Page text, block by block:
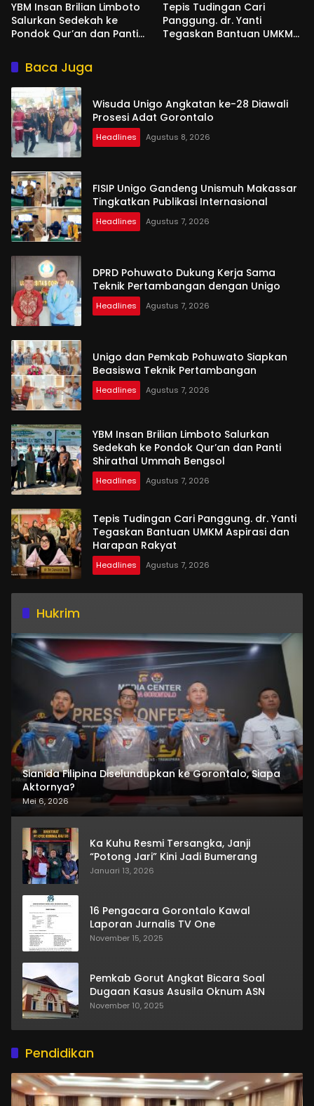
YBM Insan Brilian Limboto
Salurkan Sedekah ke
Pondok Qur’an dan Panti
Tepis Tudingan Cari
Panggung. dr. Yanti
Tegaskan Bantuan UMKM
Baca Juga
Wisuda Unigo Angkatan ke-28 Diawali
Prosesi Adat Gorontalo
Headlines Agustus 8, 2026
FISIP Unigo Gandeng Unismuh Makassar
Tingkatkan Publikasi Internasional
Headlines Agustus 7, 2026
DPRD Pohuwato Dukung Kerja Sama
Teknik Pertambangan dengan Unigo
Headlines Agustus 7, 2026
Unigo dan Pemkab Pohuwato Siapkan
Beasiswa Teknik Pertambangan
Headlines Agustus 7, 2026
YBM Insan Brilian Limboto Salurkan
Sedekah ke Pondok Qur’an dan Panti
Shirathal Ummah Bengsol
Headlines Agustus 7, 2026
Tepis Tudingan Cari Panggung. dr. Yanti
Tegaskan Bantuan UMKM Aspirasi dan
Harapan Rakyat
Headlines Agustus 7, 2026
Hukrim
Sianida Filipina Diselundupkan ke Gorontalo, Siapa
Aktornya?
Mei 6, 2026
Ka Kuhu Resmi Tersangka, Janji
“Potong Jari” Kini Jadi Bumerang
Januari 13, 2026
16 Pengacara Gorontalo Kawal
Laporan Jurnalis TV One
November 15, 2025
Pemkab Gorut Angkat Bicara Soal
Dugaan Kasus Asusila Oknum ASN
November 10, 2025
Pendidikan